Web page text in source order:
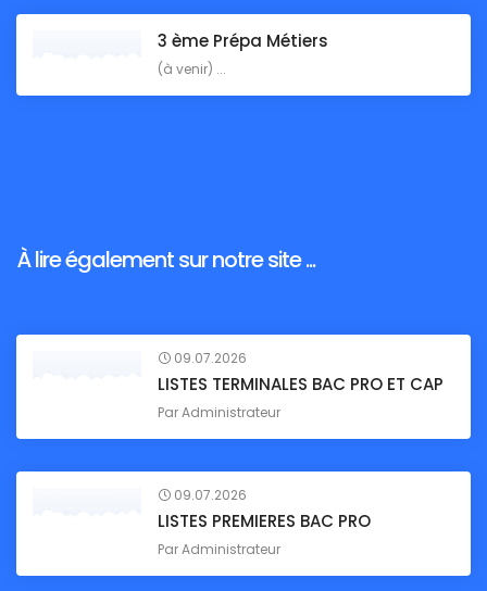
3 ème Prépa Métiers
(à venir) ...
À lire également sur notre site ...
09.07.2026
LISTES TERMINALES BAC PRO ET CAP
ParAdministrateur
09.07.2026
LISTES PREMIERES BAC PRO
ParAdministrateur